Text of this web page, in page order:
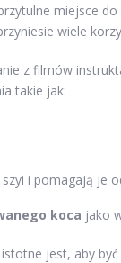
miejsce
wiele
z filmów
takie jak:
i pomagają je
koca jako
jest, aby